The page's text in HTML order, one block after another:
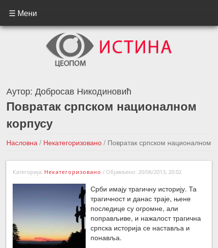
☰ Мени
Аутор:Добросав Никодиновић
Повратак српском националном
корпусу
Насловна / Некатегоризовано / Повратак српском националном
корпусу
←Претходна вест
Следећа вест →
Категорија: Некатегоризовано / Објављено: 20/06/2013, 20:02
Срби имају трагичну историју. Та
трагичност и данас траје, њене
последице су огромне, али
поправљиве, и нажалост трагична
српска историја се наставља и
понавља.